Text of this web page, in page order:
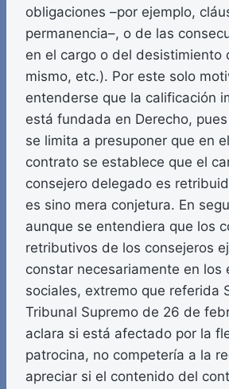
obligaciones –por ejemplo,
permanencia–, o de las
en el cargo o del desistimiento
mismo, etc.). Por este solo
entenderse que la calificación
está fundada en Derecho,
se limita a presuponer que en
contrato se establece que el
consejero delegado es
es sino mera conjetura. En
aunque se entendiera que los
retributivos de los consejeros
constar necesariamente en los
sociales, extremo que referida
Tribunal Supremo de 26 de
aclara si está afectado por la
patrocina, no competería a la
apreciar si el contenido del